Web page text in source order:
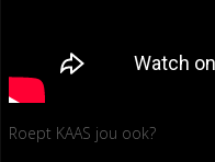
Roept KAAS jou ook?